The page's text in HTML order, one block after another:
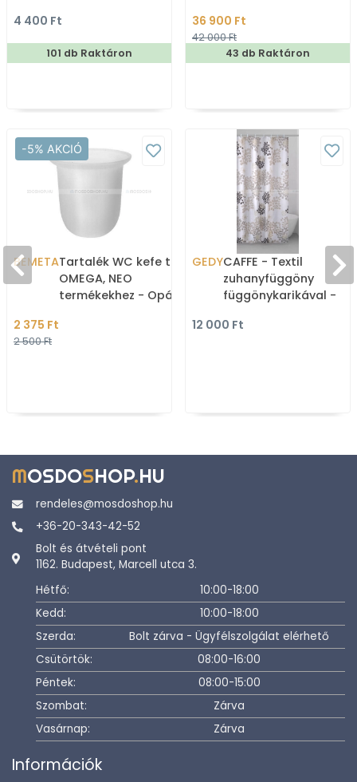
Zuhanyfüggöny textil
4 400 Ft
101 db Raktáron
36 900 Ft
42 000 Ft
43 db Raktáron
-5% AKCIÓ
BEMETATartalék WC kefe tartó
OMEGA, NEO
termékekhez - Opál üveg
2 375 Ft
2 500 Ft
GEDYCAFFE - Textil
zuhanyfüggöny
függönykarikával -
Kávébab mintás
12 000 Ft
MOSDOSHOP.HU
rendeles@mosdoshop.hu
+36-20-343-42-52
Bolt és átvételi pont
1162. Budapest, Marcell utca 3.
Hétfő:
10:00-18:00
Kedd:
10:00-18:00
Szerda:
Bolt zárva - Ügyfélszolgálat elérhető
Csütörtök:
08:00-16:00
Péntek:
08:00-15:00
Szombat:
Zárva
Vasárnap:
Zárva
Információk